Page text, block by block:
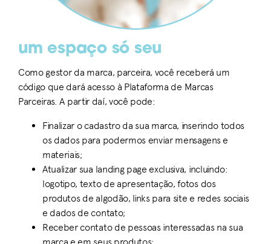
um espaço só seu
Como gestor da marca, parceira, você receberá um
código que dará acesso à Plataforma de Marcas
Parceiras. A partir daí, você pode:
Finalizar o cadastro da sua marca, inserindo todos
os dados para podermos enviar mensagens e
materiais;
Atualizar sua landing page exclusiva, incluindo:
logotipo, texto de apresentação, fotos dos
produtos de algodão, links para site e redes sociais
e dados de contato;
Receber contato de pessoas interessadas na sua